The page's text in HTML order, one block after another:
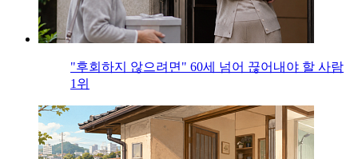
"후회하지 않으려면" 60세 넘어 끊어내야 할 사람
1위